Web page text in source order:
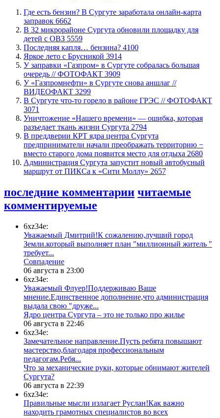
​Где есть бензин? В Сургуте заработала онлайн-карта
заправок 6662
В 32 микрорайоне Сургута обновили площадку для
детей с ОВЗ 5559
​Последняя капля… бензина? 4100
Яркое лето с Брусникой 3914
​У заправки «Газпром» в Сургуте собралась большая
очередь // ФОТОФАКТ 3909
У «Газпромнефти» в Сургуте снова аншлаг //
ВИДЕОФАКТ 3299
​В Сургуте что-то горело в районе ГРЭС // ФОТОФАКТ
3071
​Уничтожение «Нашего времени» — ошибка, которая
разъедает ткань жизни Сургута 2794
​В преддверии КРТ ядра центра Сургута
предприниматели начали преображать территорию −
вместо старого дома появится место для отдыха 2680
​Администрация Сургута запустит новый автобусный
маршрут от ПИКСа к «Сити Моллу» 2657
последние комментарии читаемые
комментируемые
6xz34e:
Уважаемый Дмитрий!К сожалению,лучший город
Земли.который выполняет план "миллионный житель "
требует...
​Совпадение
06 августа в 23:00
6xz34e:
Уважаемый Флуер!Поддерживаю Ваше
мнение.Единственное дополнение,что администрация
выдала свою "друже...
​Ядро центра Сургута ‒ это не только про жилье
06 августа в 22:46
6xz34e:
Замечательное направление.Пусть ребята повышают
мастерство,благодаря профессиональным
педагогам.Ребя...
​Что за механические руки, которые обнимают жителей
Сургута?
06 августа в 22:39
6xz34e:
Правильные мысли излагает Руслан!Как важно
находить грамотных специалистов во всех